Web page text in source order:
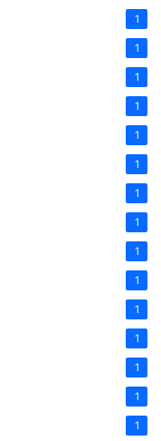
1
1
1
1
1
1
1
1
1
1
1
1
1
1
1